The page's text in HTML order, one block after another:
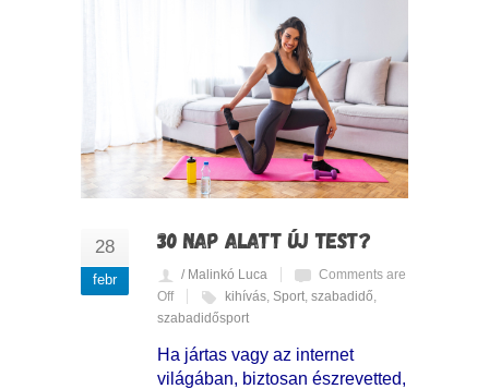
28
febr
30 NAP ALATT ÚJ TEST?
/ Malinkó Luca
Comments are
Off
kihívás Sport szabadidő
szabadidősport
Ha jártas vagy az internet
világában, biztosan észrevetted,